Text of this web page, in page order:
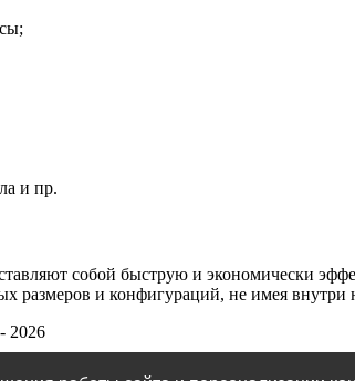
и пр.
собой быструю и экономически
размеров и конфигураций, не имея
2026